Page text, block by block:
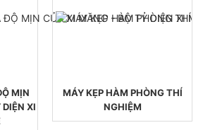
MỊN
XI
MÁY KẸP HÀM PHÒNG THÍ
NGHIỆM